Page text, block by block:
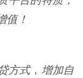
值！
方式，增加自